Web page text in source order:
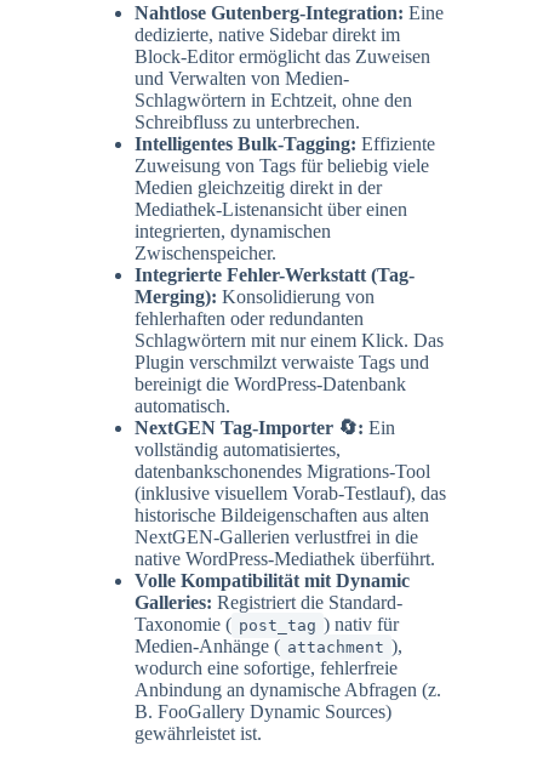
Nahtlose Gutenberg-Integration: Eine
dedizierte, native Sidebar direkt im
Block-Editor ermöglicht das Zuweisen
und Verwalten von Medien-
Schlagwörtern in Echtzeit, ohne den
Schreibfluss zu unterbrechen.
Intelligentes Bulk-Tagging: Effiziente
Zuweisung von Tags für beliebig viele
Medien gleichzeitig direkt in der
Mediathek-Listenansicht über einen
integrierten, dynamischen
Zwischenspeicher.
Integrierte Fehler-Werkstatt (Tag-
Merging): Konsolidierung von
fehlerhaften oder redundanten
Schlagwörtern mit nur einem Klick. Das
Plugin verschmilzt verwaiste Tags und
bereinigt die WordPress-Datenbank
automatisch.
NextGEN Tag-Importer 🔄: Ein
vollständig automatisiertes,
datenbankschonendes Migrations-Tool
(inklusive visuellem Vorab-Testlauf), das
historische Bildeigenschaften aus alten
NextGEN-Gallerien verlustfrei in die
native WordPress-Mediathek überführt.
Volle Kompatibilität mit Dynamic
Galleries: Registriert die Standard-
Taxonomie ( post_tag ) nativ für
Medien-Anhänge ( attachment ),
wodurch eine sofortige, fehlerfreie
Anbindung an dynamische Abfragen (z.
B. FooGallery Dynamic Sources)
gewährleistet ist.